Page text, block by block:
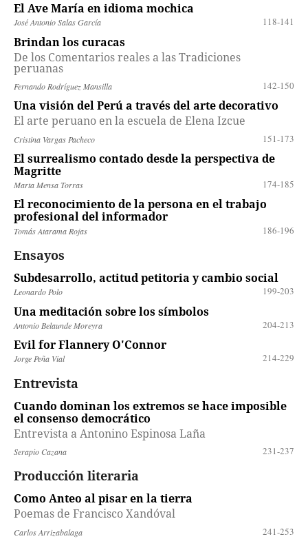
El Ave María en idioma mochica
José Antonio Salas García 118-141
Brindan los curacas
De los Comentarios reales a las Tradiciones
peruanas
Fernando Rodríguez Mansilla 142-150
Una visión del Perú a través del arte decorativo
El arte peruano en la escuela de Elena Izcue
Cristina Vargas Pacheco 151-173
El surrealismo contado desde la perspectiva de
Magritte
Marta Mensa Torras 174-185
El reconocimiento de la persona en el trabajo
profesional del informador
Tomás Atarama Rojas 186-196
Ensayos
Subdesarrollo, actitud petitoria y cambio social
Leonardo Polo 199-203
Una meditación sobre los símbolos
Antonio Belaunde Moreyra 204-213
Evil for Flannery O'Connor
Jorge Peña Vial 214-229
Entrevista
Cuando dominan los extremos se hace imposible
el consenso democrático
Entrevista a Antonino Espinosa Laña
Serapio Cazana 231-237
Producción literaria
Como Anteo al pisar en la tierra
Poemas de Francisco Xandóval
Carlos Arrizabalaga 241-253